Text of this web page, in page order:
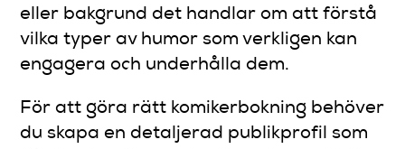
eller bakgrund det handlar om att förstå
vilka typer av humor som verkligen kan
engagera och underhålla dem.
För att göra rätt komikerbokning behöver
du skapa en detaljerad publikprofil som